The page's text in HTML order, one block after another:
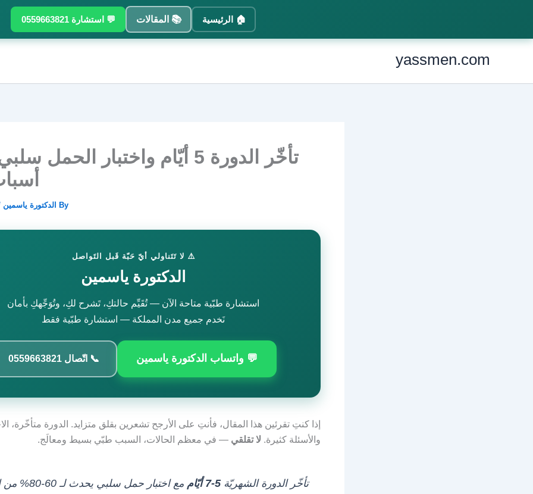
content
yassmen.com
By الدكتورة ياسمين
⚠️ لا تَتَناولي أيّ حَبّة قَبل التَواصل
الدكتورة ياسمين
استشارة طبّية متاحة الآن — تُقَيِّم حالتكِ، تَشرح لكِ، وتُوَجِّهكِ بأمان
نَخدم جميع مدن المملكة — استشارة طبّية فقط
💬 واتساب الدكتورة ياسمين 📞 اتّصال 0559663821
إذا كنتِ تقرئين هذا المقال، فأنتِ على الأرجح تشعرين بقلق متزايد. الدورة متأخّرة،
والأسئلة كثيرة. لا تقلقي — في معظم الحالات، السبب طبّي بسيط ومعالَج.
تأخّر الدورة الشهريّة5-7 أيّام
مع اختبار حمل سلبي
🏠 الرئيسية 📚 المقالات 💬 استشارة 0559663821